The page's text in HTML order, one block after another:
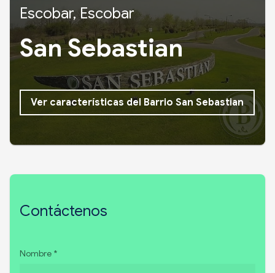
Escobar, Escobar
San Sebastian
Ver características del Barrio San Sebastian
Contáctenos
Nombre *